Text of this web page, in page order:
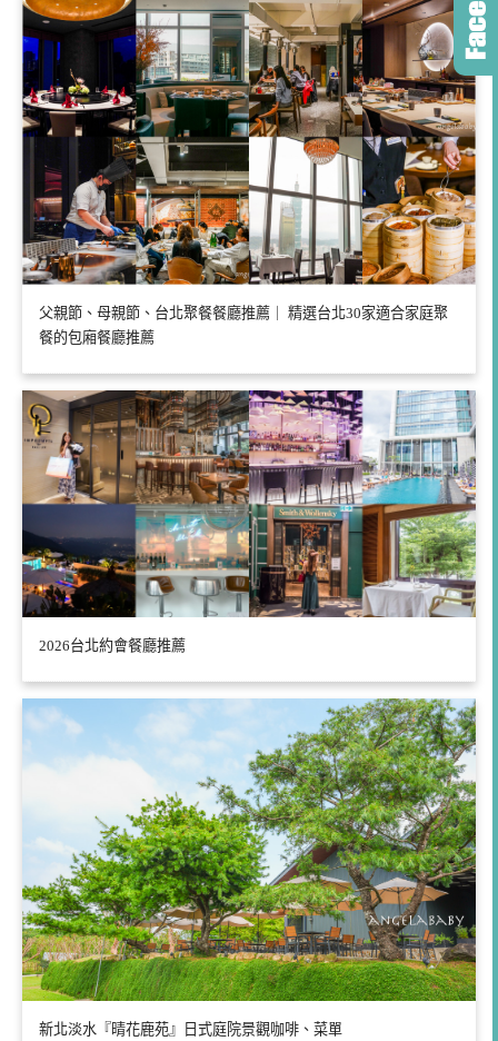
父親節、母親節、台北聚餐餐廳推薦｜ 精選台北30家適合家庭聚
餐的包廂餐廳推薦
2026台北約會餐廳推薦
新北淡水『晴花鹿苑』日式庭院景觀咖啡、菜單